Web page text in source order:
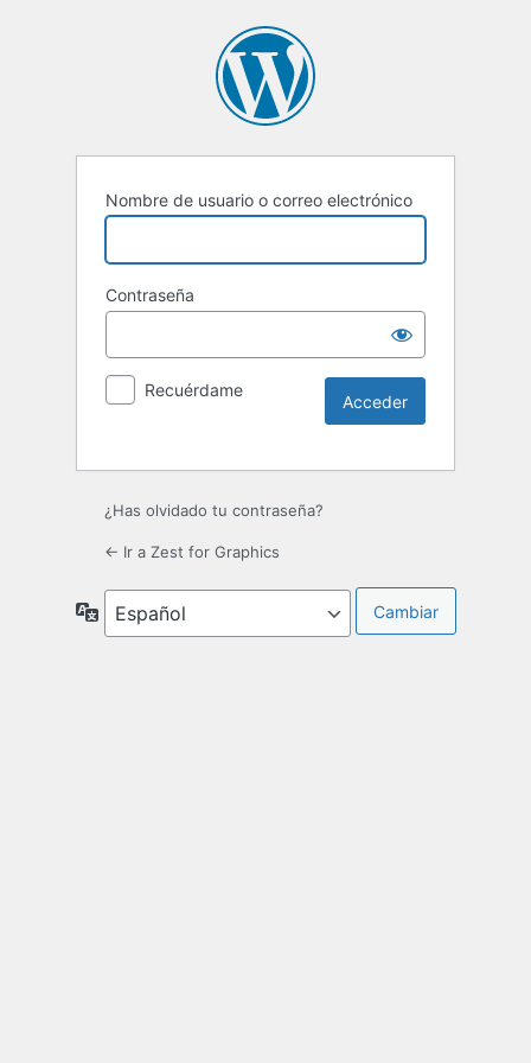
Nombre de usuario o correo electrónico
Contraseña
Recuérdame
¿Has olvidado tu contraseña?
← Ir a Zest for Graphics
Idioma